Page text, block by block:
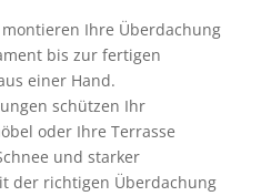
Ihre Überdachung
bis zur fertigen
einer Hand.
schützen Ihr
oder Ihre Terrasse
und starker
der richtigen Überdachung